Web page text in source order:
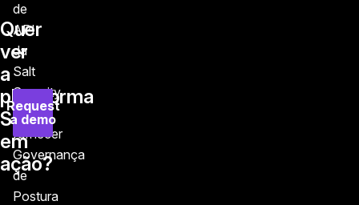
Quer
ver
a
plataforma
Salt
em
ação?
de
API
da
Salt
Security
pode
fornecer
Governança
de
Postura
Request
a demo